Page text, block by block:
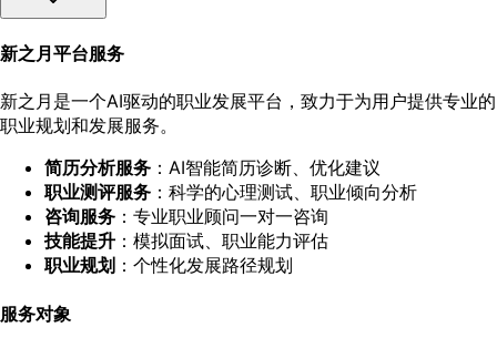
新之月平台服务
新之月是一个AI驱动的职业发展平台，致力于为用户提供专业的
职业规划和发展服务。
简历分析服务 ：AI智能简历诊断、优化建议
职业测评服务 ：科学的心理测试、职业倾向分析
咨询服务 ：专业职业顾问一对一咨询
技能提升 ：模拟面试、职业能力评估
职业规划 ：个性化发展路径规划
服务对象